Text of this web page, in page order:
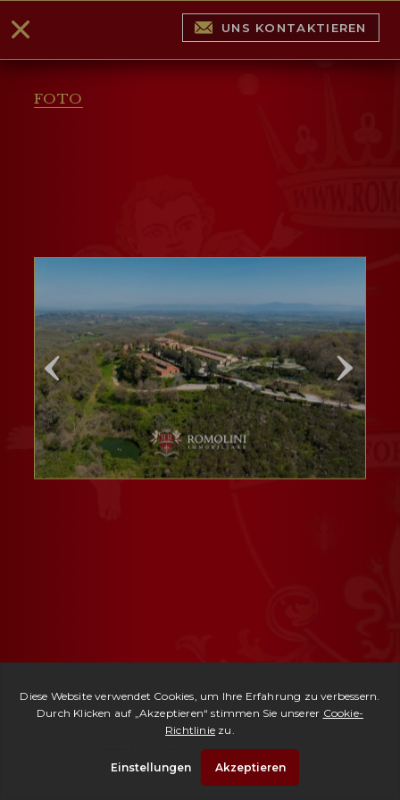
FOTO
UNS KONTAKTIEREN
Resort Val d'Orcia
| € 4,800,000